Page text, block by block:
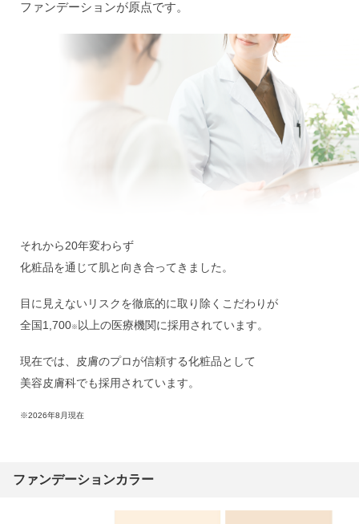
ファンデーションが原点です。
それから20年変わらず
化粧品を通じて肌と向き合ってきました。
目に見えないリスクを徹底的に取り除くこだわりが
全国
※ 以上の医療機関に採用されています。
現在では、皮膚のプロが信頼する化粧品として
美容皮膚科でも採用されています。
※2026年8月現在
ファンデーションカラー